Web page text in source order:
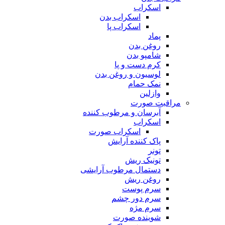
اسکراب
اسکراب بدن
اسکراب پا
پماد
روغن بدن
شامپو بدن
کرم دست و پا
لوسیون و روغن بدن
نمک حمام
وازلین
مراقبت صورت
آبرسان و مرطوب کننده
اسکراب
اسکراب صورت
پاک کننده آرایش
تونر
تونیک ریش
دستمال مرطوب آرایشی
روغن ریش
سرم پوست
سرم دور چشم
سرم مژه
شوینده صورت